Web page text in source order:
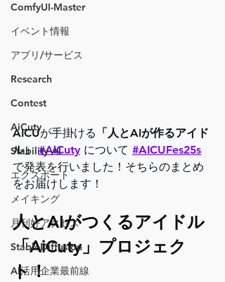
ComfyUI-Master
イベント情報
アプリ/サービス
Research
Contest
AiCuty
Stability AI
エクスポート
メイキング
月刊好アクセス
StableDiffusion
AI活用企業最前線
AICUが手掛ける 「人とAIが作るアイド
ル」 #AiCuty について #AICUFes25s
で発表を行いました！そちらのまとめ
をお届けします！
人とAIがつくるアイドル
「AiCuty」プロジェク
ト！